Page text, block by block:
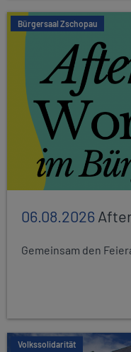
Bürgersaal Zschopau
06.08.2026
Gemeinsam den
Volkssolidarität